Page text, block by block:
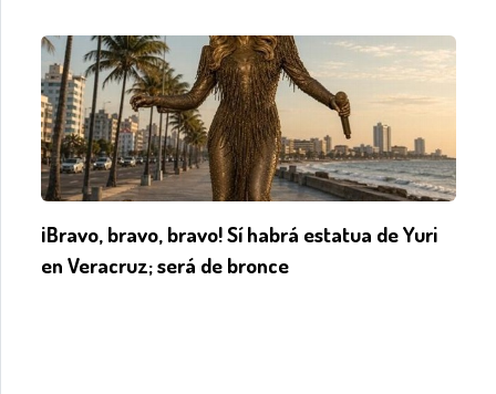
¡Bravo, bravo, bravo! Sí habrá estatua de Yuri
en Veracruz; será de bronce